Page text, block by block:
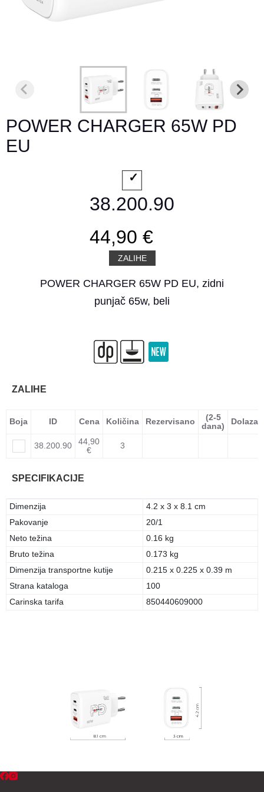
POWER CHARGER 65W PD
EU
38.200.90
44,90 €
ZALIHE
POWER CHARGER 65W PD EU, zidni
punjač 65w, beli
ZALIHE
Boja ID Cena Količina Rezervisano
(2-5
dana)
Dolazak
38.200.90
44,90
€
3
SPECIFIKACIJE
Dimenzija
4.2 x 3 x 8.1 cm
Pakovanje
20/1
Neto težina
0.16 kg
Bruto težina
0.173 kg
Dimenzija transportne kutije
0.215 x 0.225 x 0.39 m
Strana kataloga
100
Carinska tarifa
850440609000